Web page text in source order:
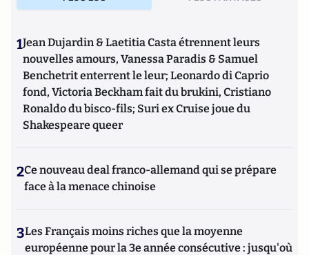
1Jean Dujardin & Laetitia Casta étrennent leurs
nouvelles amours, Vanessa Paradis & Samuel
Benchetrit enterrent le leur; Leonardo di Caprio
fond, Victoria Beckham fait du brukini, Cristiano
Ronaldo du bisco-fils; Suri ex Cruise joue du
Shakespeare queer
2Ce nouveau deal franco-allemand qui se prépare
face à la menace chinoise
3Les Français moins riches que la moyenne
européenne pour la 3e année consécutive : jusqu'où